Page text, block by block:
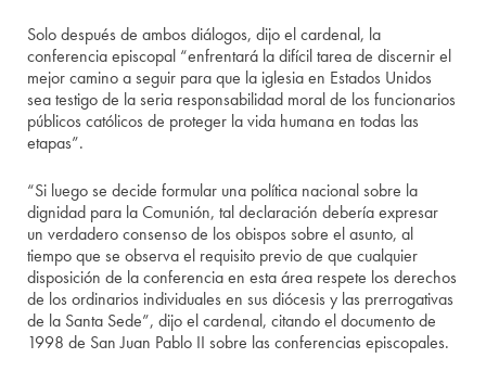
Solo después de ambos diálogos, dijo el cardenal, la
conferencia episcopal “enfrentará la difícil tarea de discernir el
mejor camino a seguir para que la iglesia en Estados Unidos
sea testigo de la seria responsabilidad moral de los funcionarios
públicos católicos de proteger la vida humana en todas las
etapas”.
“Si luego se decide formular una política nacional sobre la
dignidad para la Comunión, tal declaración debería expresar
un verdadero consenso de los obispos sobre el asunto, al
tiempo que se observa el requisito previo de que cualquier
disposición de la conferencia en esta área respete los derechos
de los ordinarios individuales en sus diócesis y las prerrogativas
de la Santa Sede”, dijo el cardenal, citando el documento de
1998 de San Juan Pablo II sobre las conferencias episcopales.